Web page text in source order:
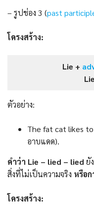
– รูปช่อง 3 (past
โครงสร้าง:
Lie +
ตัวอย่าง:
The fat cat likes to
อาบแดด).
คำว่า Lie – lied – lied ยั
สิ่งที่ไม่เป็นความจริง หรือก
โครงสร้าง: